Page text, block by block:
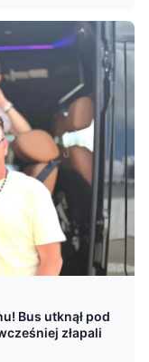
Bus utknął pod
złapali